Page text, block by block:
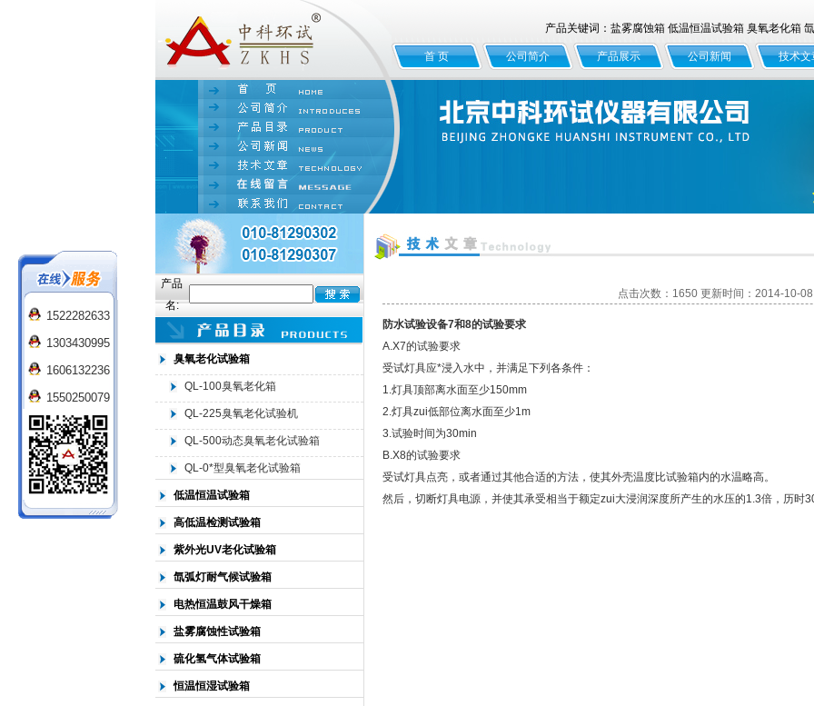
北京中科环试仪器有限公司
产品关键词：盐雾腐蚀箱 低温恒温试验箱 臭氧老化箱
首 页 公司简介 产品展示 公司新闻 技术文
产品
名:
臭氧老化试验箱
QL-100臭氧老化箱
QL-225臭氧老化试验机
QL-500动态臭氧老化试验箱
QL-0*型臭氧老化试验箱
低温恒温试验箱
高低温检测试验箱
紫外光UV老化试验箱
氙弧灯耐气候试验箱
电热恒温鼓风干燥箱
盐雾腐蚀性试验箱
硫化氢气体试验箱
恒温恒湿试验箱
点击次数：1650 更新时间：2014-10-08
防水试验设备7和8的试验要求
A.X7的试验要求
受试灯具应*浸入水中，并满足下列各条件：
1.灯具顶部离水面至少150mm
2.灯具zui低部位离水面至少1m
3.试验时间为30min
B.X8的试验要求
受试灯具点亮，或者通过其他合适的方法，使其外壳温度比试验箱内的水温略高。
然后，切断灯具电源，并使其承受相当于额定zui大浸润深度所产生的水压的1.3倍，历时
1522282633
1303430995
1606132236
1550250079